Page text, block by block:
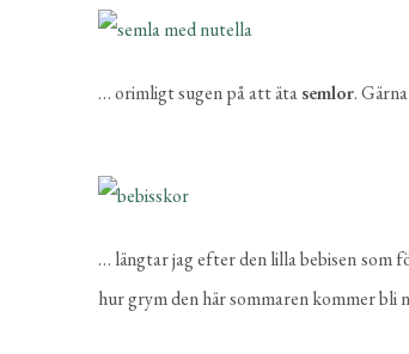
… orimligt sugen på att ätasemlor.
… längtar jag efter den lilla bebisen som
hur grym den här sommaren kommer bli